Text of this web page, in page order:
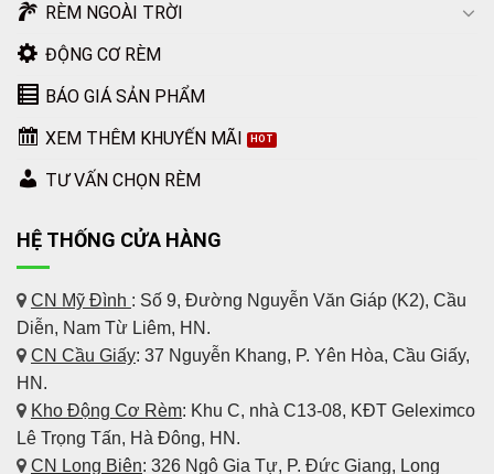
RÈM NGOÀI TRỜI
ĐỘNG CƠ RÈM
BÁO GIÁ SẢN PHẨM
XEM THÊM KHUYẾN MÃI
TƯ VẤN CHỌN RÈM
HỆ THỐNG CỬA HÀNG
CN Mỹ Đình : Số 9, Đường Nguyễn Văn Giáp (K2), Cầu
Diễn, Nam Từ Liêm, HN.
CN Cầu Giấy: 37 Nguyễn Khang, P. Yên Hòa, Cầu Giấy,
HN.
Kho Động Cơ Rèm: Khu C, nhà C13-08, KĐT Geleximco
Lê Trọng Tấn, Hà Đông, HN.
CN Long Biên: 326 Ngô Gia Tự, P. Đức Giang, Long